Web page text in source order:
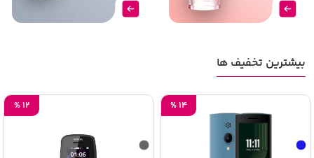
بیشترین تخفیف ها
14
%
12
%